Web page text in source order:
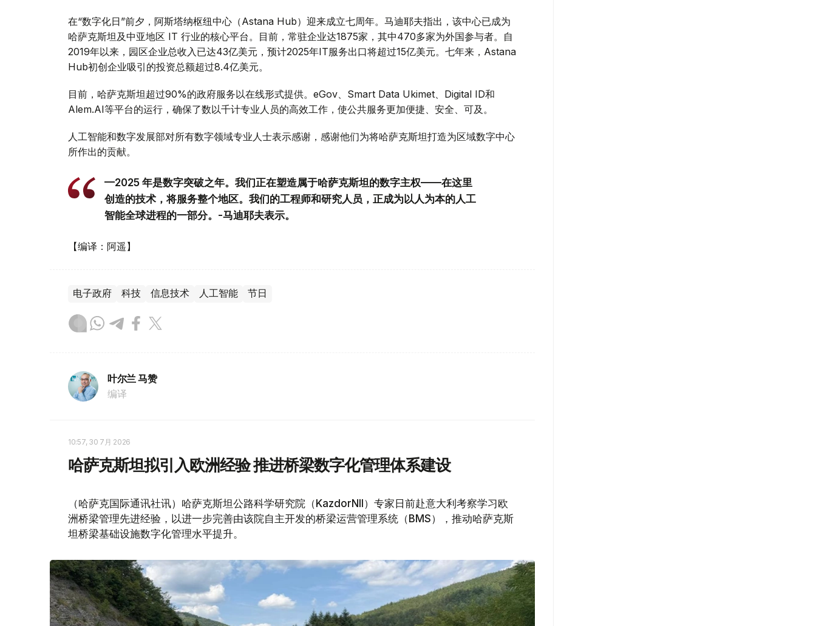
在“数字化日”前夕，阿斯塔纳枢纽中心（Astana Hub）迎来成立七周年。马迪耶夫指出，该中心已成为
哈萨克斯坦及中亚地区 IT 行业的核心平台。目前，常驻企业达1875家，其中470多家为外国参与者。自
2019年以来，园区企业总收入已达43亿美元，预计2025年IT服务出口将超过15亿美元。七年来，Astana
Hub初创企业吸引的投资总额超过8.4亿美元。
目前，哈萨克斯坦超过90%的政府服务以在线形式提供。eGov、Smart Data Ukimet、Digital ID和
Alem.AI等平台的运行，确保了数以千计专业人员的高效工作，使公共服务更加便捷、安全、可及。
人工智能和数字发展部对所有数字领域专业人士表示感谢，感谢他们为将哈萨克斯坦打造为区域数字中心
所作出的贡献。
—2025 年是数字突破之年。我们正在塑造属于哈萨克斯坦的数字主权——在这里
创造的技术，将服务整个地区。我们的工程师和研究人员，正成为以人为本的人工
智能全球进程的一部分。-马迪耶夫表示。
【编译：阿遥】
电子政府 科技 信息技术 人工智能 节日
叶尔兰 马赞
编译
10:57, 30 7月 2026
哈萨克斯坦拟引入欧洲经验 推进桥梁数字化管理体系建设
（哈萨克国际通讯社讯）哈萨克斯坦公路科学研究院（KazdorNII）专家日前赴意大利考察学习欧
洲桥梁管理先进经验，以进一步完善由该院自主开发的桥梁运营管理系统（BMS），推动哈萨克斯
坦桥梁基础设施数字化管理水平提升。